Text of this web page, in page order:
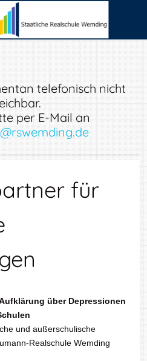
telefonisch nicht
per E-Mail an
für
über Depressionen
und außerschulische
Realschule Wemding